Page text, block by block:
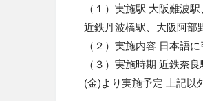
（１）実施駅 大阪難波
近鉄丹波橋駅、大阪阿部
（２）実施内容 日本語
（３）実施時期 近鉄奈
(金)より実施予定 上記